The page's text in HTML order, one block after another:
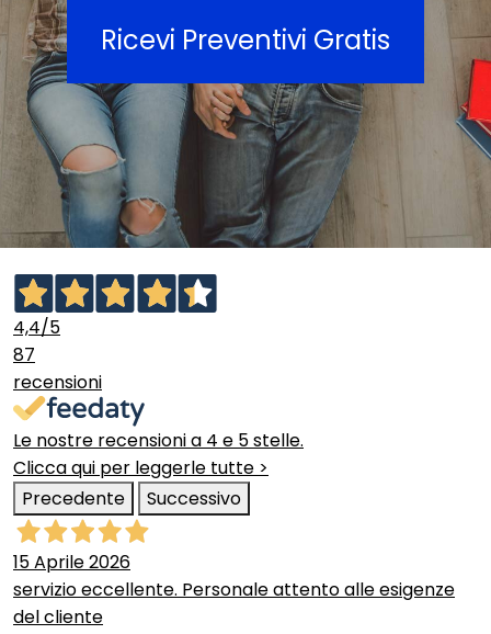
Ricevi Preventivi Gratis
4,4/5
87
recensioni
Le nostre recensioni a 4 e 5 stelle.
Clicca qui per leggerle tutte >
Precedente
Successivo
15 Aprile 2026
servizio eccellente. Personale attento alle esigenze
del cliente